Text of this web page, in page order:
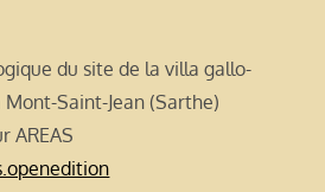
du site de la villa gallo-
Saint-Jean (Sarthe)
AREAS